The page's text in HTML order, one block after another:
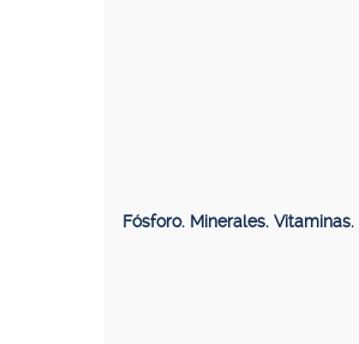
Fósforo. Minerales. Vitaminas.